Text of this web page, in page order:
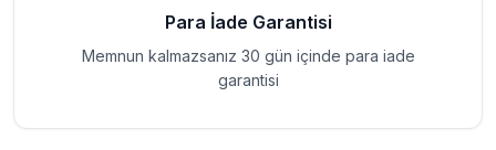
Para İade Garantisi
Memnun kalmazsanız 30 gün içinde para iade
garantisi